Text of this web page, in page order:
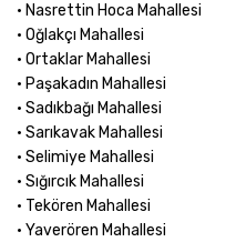
• Nasrettin Hoca Mahallesi
• Oğlakçı Mahallesi
• Ortaklar Mahallesi
• Paşakadın Mahallesi
• Sadıkbağı Mahallesi
• Sarıkavak Mahallesi
• Selimiye Mahallesi
• Sığırcık Mahallesi
• Tekören Mahallesi
• Yaverören Mahallesi